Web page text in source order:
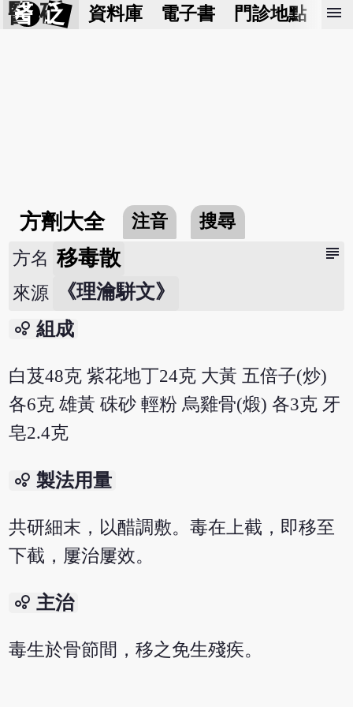
醫 砭 資料庫 電子書 門診地點 預
menu
方劑大全 注音 搜尋
subject
方名 移毒散
來源 《理瀹駢文》
bubble_chart 組成
白芨48克 紫花地丁24克 大黃 五倍子(炒)
各6克 雄黃 硃砂 輕粉 烏雞骨(煅) 各3克 牙
皂2.4克
bubble_chart 製法用量
共研細末，以醋調敷。毒在上截，即移至
下截，屢治屢效。
bubble_chart 主治
毒生於骨節間，移之免生殘疾。